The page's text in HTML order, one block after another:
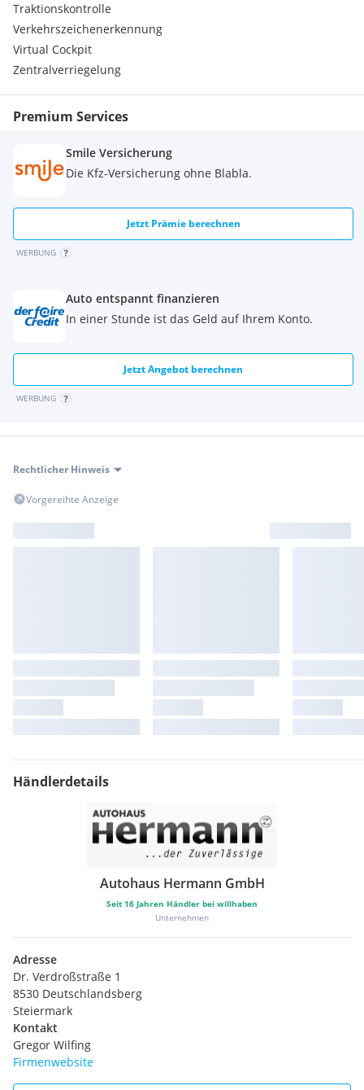
Traktionskontrolle
Verkehrszeichenerkennung
Virtual Cockpit
Zentralverriegelung
Premium Services
Smile Versicherung
Die Kfz-Versicherung ohne Blabla.
Jetzt Prämie berechnen
WERBUNG
Auto entspannt finanzieren
In einer Stunde ist das Geld auf Ihrem Konto.
Jetzt Angebot berechnen
WERBUNG
Rechtlicher Hinweis
Vorgereihte Anzeige
Händlerdetails
Autohaus Hermann GmbH
Seit 16 Jahren Händler bei willhaben
Unternehmen
Adresse
Dr. Verdroßstraße 1
8530 Deutschlandsberg
Steiermark
Kontakt
Gregor Wilfing
Firmenwebsite